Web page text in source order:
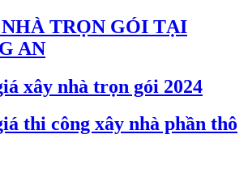
TRỌN GÓI TẠI
AN
xây nhà trọn gói 2024
thi công xây nhà phần thô